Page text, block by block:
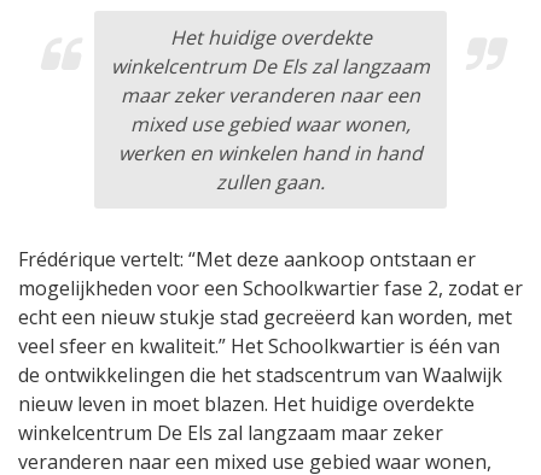
Het huidige overdekte
winkelcentrum De Els zal langzaam
maar zeker veranderen naar een
mixed use gebied waar wonen,
werken en winkelen hand in hand
zullen gaan.
Frédérique vertelt: “Met deze aankoop ontstaan er
mogelijkheden voor een Schoolkwartier fase 2, zodat er
echt een nieuw stukje stad gecreëerd kan worden, met
veel sfeer en kwaliteit.” Het Schoolkwartier is één van
de ontwikkelingen die het stadscentrum van Waalwijk
nieuw leven in moet blazen. Het huidige overdekte
winkelcentrum De Els zal langzaam maar zeker
veranderen naar een mixed use gebied waar wonen,